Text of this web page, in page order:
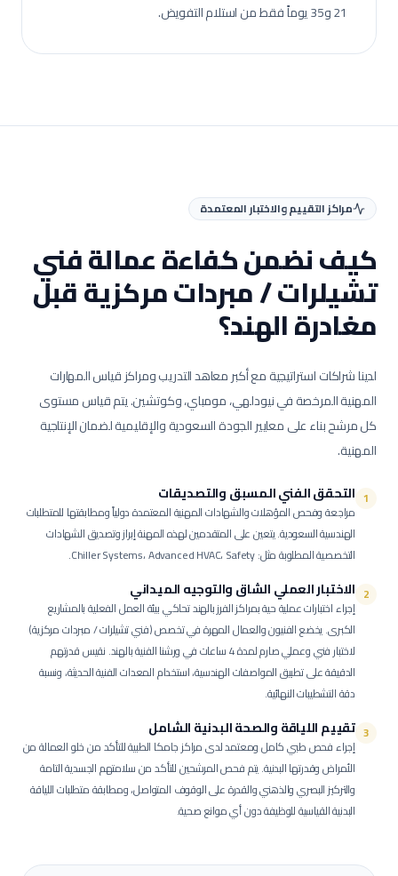
21 و35 يوماً فقط من استلام التفويض.
مراكز التقييم والاختبار المعتمدة
كيف نضمن كفاءة عمالةفني
تشيلرات / مبردات مركزيةقبل
مغادرة الهند؟
لدينا شراكات استراتيجية مع أكبر معاهد التدريب ومراكز قياس المهارات
المهنية المرخصة في نيودلهي، مومباي، وكوتشين. يتم قياس مستوى
كل مرشح بناء على معايير الجودة السعودية والإقليمية لضمان الإنتاجية
المهنية.
1 التحقق الفني المسبق والتصديقات
مراجعة وفحص المؤهلات والشهادات المهنية المعتمدة دولياً ومطابقتها للمتطلبات
الهندسية السعودية.يتعين على المتقدمين لهذه المهنة إبراز وتصديق الشهادات
التخصصية المطلوبة مثل: Chiller Systems، Advanced HVAC، Safety.
2 الاختبار العملي الشاق والتوجيه الميداني
إجراء اختبارات عملية حية بمراكز الفرز بالهند تحاكي بيئة العمل الفعلية بالمشاريع
الكبرى.يخضع الفنيون والعمال المهرة في تخصص (فني تشيلرات / مبردات مركزية)
لاختبار فني وعملي صارم لمدة 4 ساعات في ورشنا الفنية بالهند. نقيس قدرتهم
الدقيقة على تطبيق المواصفات الهندسية، استخدام المعدات الفنية الحديثة، ونسبة
دقة التشطيبات النهائية.
3 تقييم اللياقة والصحة البدنية الشامل
إجراء فحص طبي كامل ومعتمد لدى مراكز جامكا الطبية للتأكد من خلو العمالة من
الأمراض وقدرتها البدنية.يتم فحص المرشحين للتأكد من سلامتهم الجسدية التامة
والتركيز البصري والذهني والقدرة على الوقوف المتواصل، ومطابقة متطلبات اللياقة
البدنية القياسية للوظيفة دون أي موانع صحية.